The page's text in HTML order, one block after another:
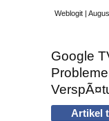
Weblogit |
Google
Artikel